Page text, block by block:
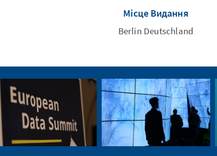
Місце Видання
Berlin Deutschland